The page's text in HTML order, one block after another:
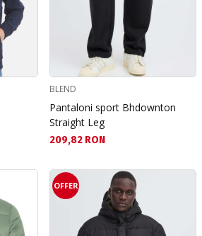
BLEND
Pantaloni sport Bhdownton
Straight Leg
Текуща цена:
209,82 RON
OFFER